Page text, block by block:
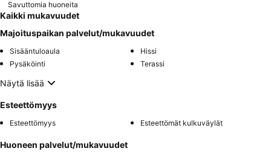
Savuttomia huoneita
Kaikki mukavuudet
Majoituspaikan palvelut/mukavuudet
Sisääntuloaula
Hissi
Pysäköinti
Terassi
Näytä lisää
Esteettömyys
Esteettömyys Esteettömät kulkuväylät
Huoneen palvelut/mukavuudet